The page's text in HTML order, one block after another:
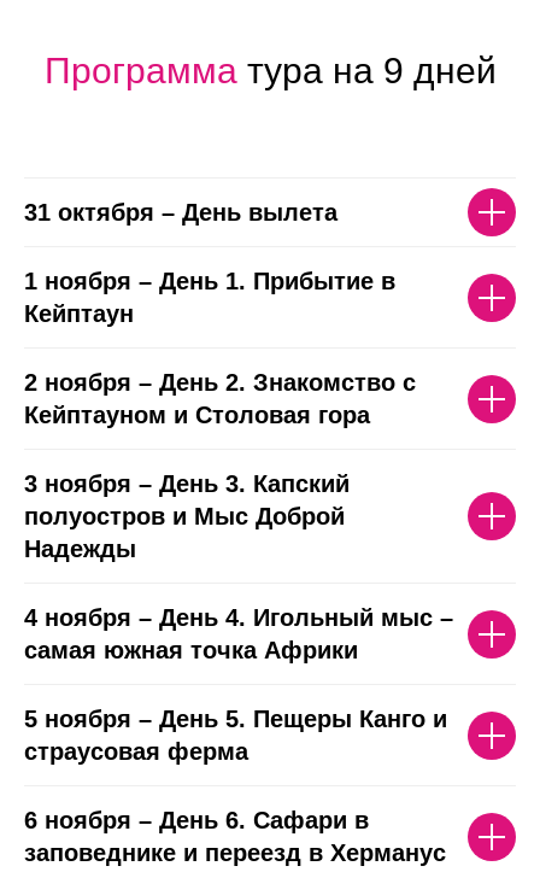
Программатура на 9 дней
31 октября – День вылета
1 ноября – День 1. Прибытие в
Кейптаун
2 ноября – День 2. Знакомство с
Кейптауном и Столовая гора
3 ноября – День 3. Капский
полуостров и Мыс Доброй
Надежды
4 ноября – День 4. Игольный мыс –
самая южная точка Африки
5 ноября – День 5. Пещеры Канго и
страусовая ферма
6 ноября – День 6. Сафари в
заповеднике и переезд в Херманус